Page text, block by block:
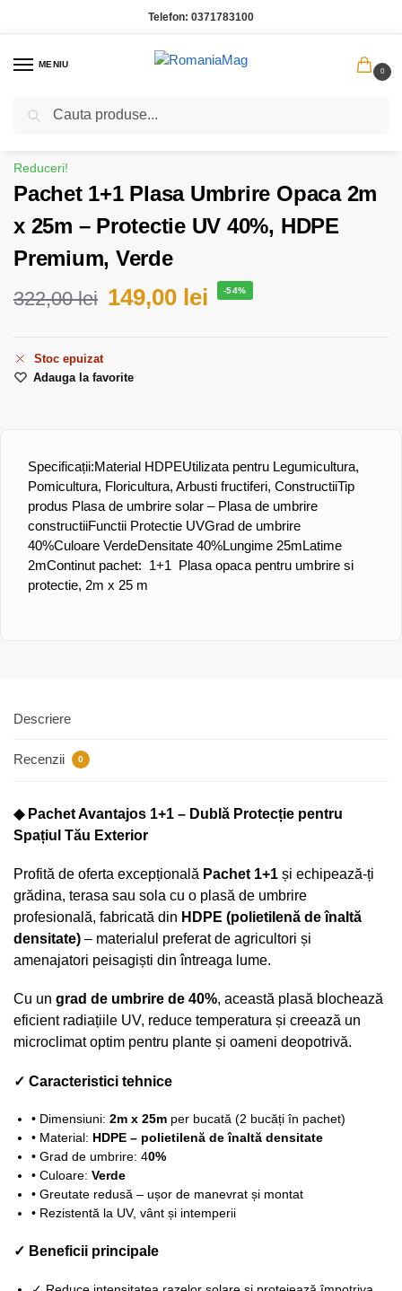
Telefon: 0371783100
MENIU
0
Prima pagină / Casa Gradina
Reduceri!
Pachet 1+1 Plasa Umbrire Opaca 2m
x 25m – Protectie UV 40%, HDPE
Premium, Verde
322,00lei 149,00 lei -54%
Stoc epuizat
Adauga la favorite
Specificații:Material HDPEUtilizata pentru Legumicultura,
Pomicultura, Floricultura, Arbusti fructiferi, ConstructiiTip
produs Plasa de umbrire solar – Plasa de umbrire
constructiiFunctii Protectie UVGrad de umbrire
40%Culoare VerdeDensitate 40%Lungime 25mLatime
2mContinut pachet: 1+1 Plasa opaca pentru umbrire si
protectie, 2m x 25 m
Descriere
Recenzii 0
◆ Pachet Avantajos 1+1 – Dublă Protecție pentru
Spațiul Tău Exterior
Profită de oferta excepțională Pachet 1+1 și echipează-ți
grădina, terasa sau sola cu o plasă de umbrire
profesională, fabricată din HDPE (polietilenă de înaltă
densitate) – materialul preferat de agricultori și
amenajatori peisagiști din întreaga lume.
Cu un grad de umbrire de 40%, această plasă blochează
eficient radiațiile UV, reduce temperatura și creează un
microclimat optim pentru plante și oameni deopotrivă.
✓ Caracteristici tehnice
• Dimensiuni: 2m x 25m per bucată (2 bucăți în pachet)
• Material: HDPE – polietilenă de înaltă densitate
• Grad de umbrire: 40%
• Culoare: Verde
• Greutate redusă – ușor de manevrat și montat
• Rezistentă la UV, vânt și intemperii
✓ Beneficii principale